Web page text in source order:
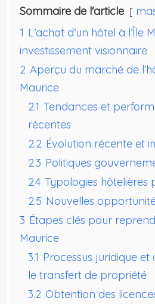
Sommaire de l'article
1 L’achat d’un hôtel à l’Île
investissement visionnaire
2 Aperçu du marché de
Maurice
2.1 Tendances et
récentes
2.2 Évolution récente et
2.3 Politiques
2.4 Typologies hôtelières
2.5 Nouvelles
3 Étapes clés pour
Maurice
3.1 Processus juridique
le transfert de propriété
3.2 Obtention des